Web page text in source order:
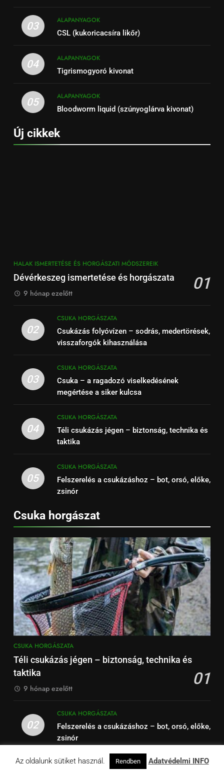
03
ALAPANYAGOK
CSL (kukoricacsíra likőr)
04
ALAPANYAGOK
Tigrismogyoró kivonat
05
ALAPANYAGOK
Bloodworm liquid (szúnyoglárva kivonat)
Új cikkek
HALAK ISMERTETÉSE ÉS HORGÁSZATI MÓDSZEREIK
Dévérkeszeg ismertetése és horgászata 01
9 hónap ezelőtt
02
CSUKA HORGÁSZATA
Csukázás folyóvízen – sodrás, medertörések,
visszaforgók kihasználása
03
CSUKA HORGÁSZATA
Csuka – a ragadozó viselkedésének
megértése a siker kulcsa
04
CSUKA HORGÁSZATA
Téli csukázás jégen – biztonság, technika és
taktika
05
CSUKA HORGÁSZATA
Felszerelés a csukázáshoz – bot, orsó, előke,
zsinór
Csuka horgászat
CSUKA HORGÁSZATA
Téli csukázás jégen – biztonság, technika és
taktika
01
9 hónap ezelőtt
02
CSUKA HORGÁSZATA
Felszerelés a csukázáshoz – bot, orsó, előke,
zsinór
CSUKA HORGÁSZATA
Az oldalunk sütiket használ. Rendben Adatvédelmi INFO